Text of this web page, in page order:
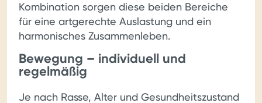
Kombination sorgen diese beiden Bereiche
für eine artgerechte Auslastung und ein
harmonisches Zusammenleben.
Bewegung – individuell und
regelmäßig
Je nach Rasse, Alter und Gesundheitszustand